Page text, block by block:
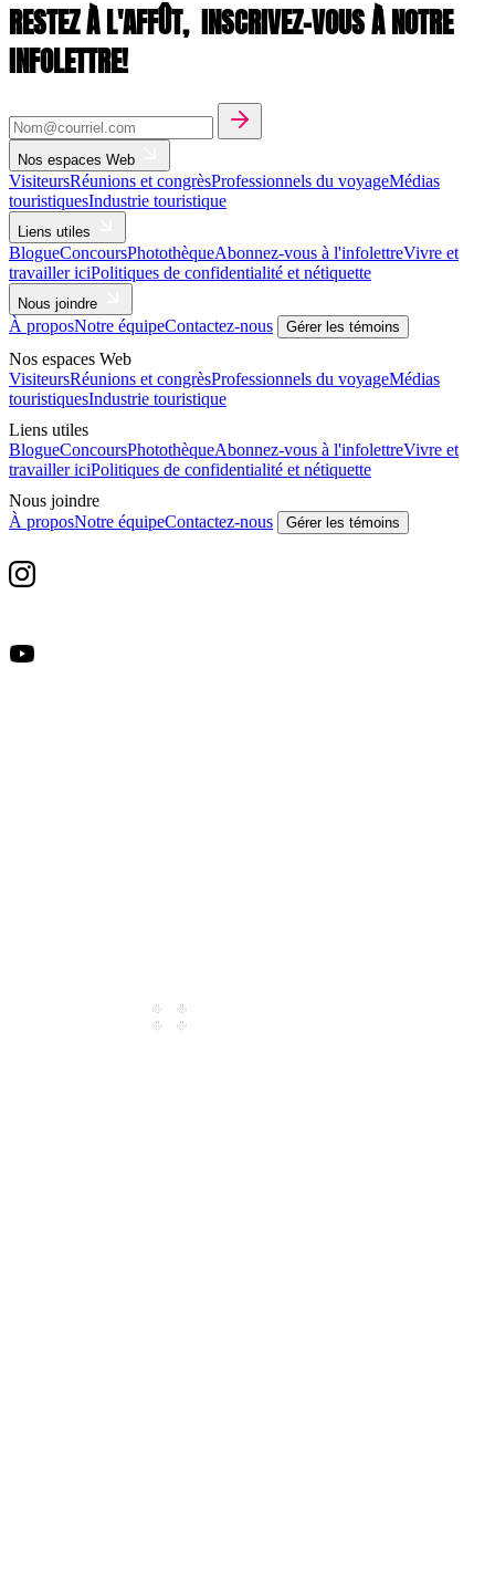
RESTEZ À L'AFFÛT, INSCRIVEZ-VOUS À NOTRE
INFOLETTRE!
Nos espaces Web
VisiteursRéunions et congrèsProfessionnels du voyageMédias
touristiquesIndustrie touristique
Liens utiles
BlogueConcoursPhotothèqueAbonnez-vous à l'infolettreVivre et
travailler iciPolitiques de confidentialité et nétiquette
Nous joindre
À proposNotre équipeContactez-nous Gérer les témoins
Nos espaces Web
VisiteursRéunions et congrèsProfessionnels du voyageMédias
touristiquesIndustrie touristique
Liens utiles
BlogueConcoursPhotothèqueAbonnez-vous à l'infolettreVivre et
travailler iciPolitiques de confidentialité et nétiquette
Nous joindre
À proposNotre équipeContactez-nous Gérer les témoins